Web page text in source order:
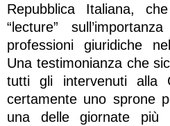
Repubblica Italiana,
“lecture”
professioni giuridiche
Una testimonianza che
tutti gli intervenuti alla
certamente uno sprone
una delle giornate più